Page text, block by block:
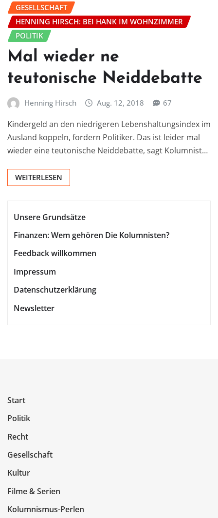
GESELLSCHAFT
HENNING HIRSCH: BEI HANK IM WOHNZIMMER
POLITIK
Mal wieder ne
teutonische Neiddebatte
Henning Hirsch Aug. 12, 2018 67
Kindergeld an den niedrigeren Lebenshaltungsindex im
Ausland koppeln, fordern Politiker. Das ist leider mal
wieder eine teutonische Neiddebatte, sagt Kolumnist…
WEITERLESEN
Unsere Grundsätze
Finanzen: Wem gehören Die Kolumnisten?
Feedback willkommen
Impressum
Datenschutzerklärung
Newsletter
Start
Politik
Recht
Gesellschaft
Kultur
Filme & Serien
Kolumnismus-Perlen